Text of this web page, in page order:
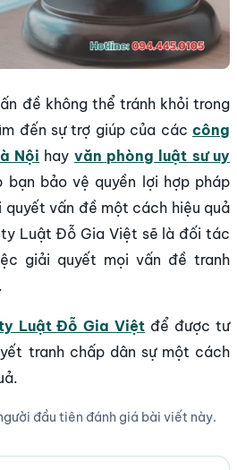
đề không thể tránh khỏi trong
đến sự trợ giúp của các công
Nội hay văn phòng luật sư uy
bạn bảo vệ quyền lợi hợp pháp
quyết vấn đề một cách hiệu quả
Luật Đỗ Gia Việt sẽ là đối tác
giải quyết mọi vấn đề tranh
Luật Đỗ Gia Việt để được tư
tranh chấp dân sự một cách
đầu tiên đánh giá bài viết này.